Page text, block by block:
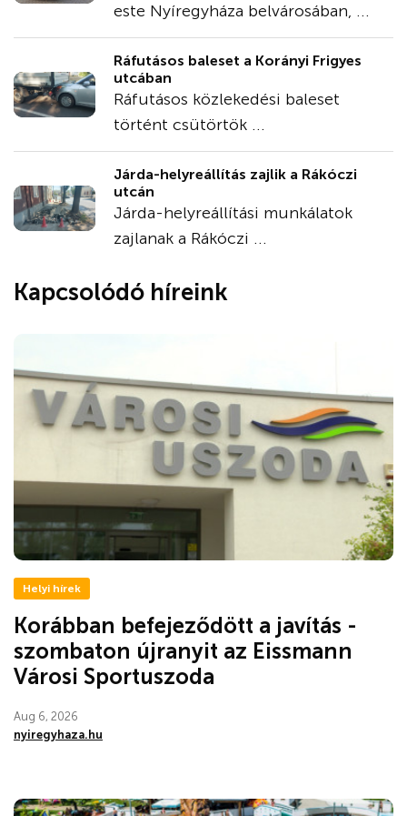
este Nyíregyháza belvárosában, ...
Ráfutásos baleset a Korányi Frigyes
utcában
Ráfutásos közlekedési baleset
történt csütörtök ...
Járda-helyreállítás zajlik a Rákóczi
utcán
Járda-helyreállítási munkálatok
zajlanak a Rákóczi ...
Kapcsolódó híreink
Helyi hírek
Korábban befejeződött a javítás -
szombaton újranyit az Eissmann
Városi Sportuszoda
Aug 6, 2026
nyiregyhaza.hu